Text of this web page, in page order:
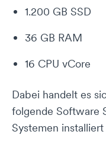
1.200 GB SSD
36 GB RAM
16 CPU vCore
Dabei handelt es
folgende Software
Systemen